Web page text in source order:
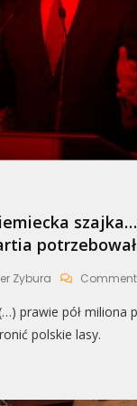
Zybura Comment
prawie pół miliona
polskie lasy.